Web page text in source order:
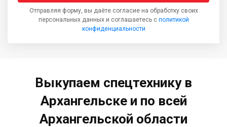
Отправляя форму, вы даёте согласие на обработку своих
персональных данных и соглашаетесь с политикой
конфиденциальности
Выкупаем спецтехнику в
Архангельске и по всей
Архангельской области